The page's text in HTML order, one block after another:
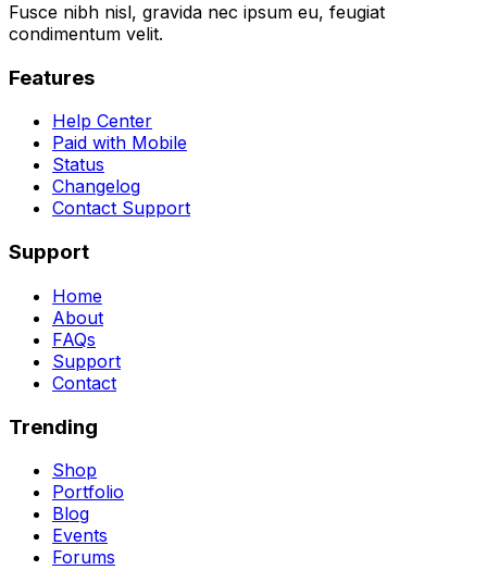
Fusce nibh nisl, gravida nec ipsum eu, feugiat
condimentum velit.
Features
Help Center
Paid with Mobile
Status
Changelog
Contact Support
Support
Home
About
FAQs
Support
Contact
Trending
Shop
Portfolio
Blog
Events
Forums